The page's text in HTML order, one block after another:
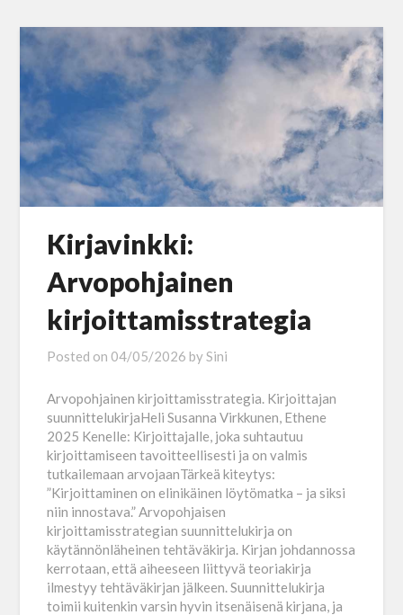
Kirjavinkki:
Arvopohjainen
kirjoittamisstrategia
Posted on 04/05/2026 bySini
Arvopohjainen kirjoittamisstrategia. Kirjoittajan
suunnittelukirjaHeli Susanna Virkkunen, Ethene
2025 Kenelle: Kirjoittajalle, joka suhtautuu
kirjoittamiseen tavoitteellisesti ja on valmis
tutkailemaan arvojaanTärkeä kiteytys:
”Kirjoittaminen on elinikäinen löytömatka – ja siksi
niin innostava.” Arvopohjaisen
kirjoittamisstrategian suunnittelukirja on
käytännönläheinen tehtäväkirja. Kirjan johdannossa
kerrotaan, että aiheeseen liittyvä teoriakirja
ilmestyy tehtäväkirjan jälkeen. Suunnittelukirja
toimii kuitenkin varsin hyvin itsenäisenä kirjana, ja